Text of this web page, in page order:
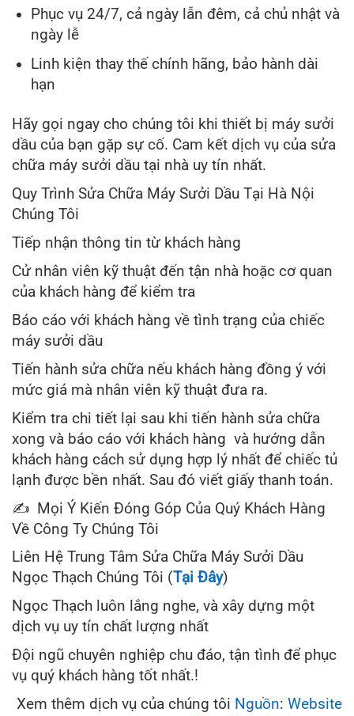
Phục vụ 24/7, cả ngày lẫn đêm, cả chủ nhật và
ngày lễ
Linh kiện thay thế chính hãng, bảo hành dài
hạn
Hãy gọi ngay cho chúng tôi khi thiết bị máy sưởi
dầu của bạn gặp sự cố. Cam kết dịch vụ của sửa
chữa máy sưởi dầu tại nhà uy tín nhất.
Quy Trình Sửa Chữa Máy Sưởi Dầu Tại Hà Nội
Chúng Tôi
Tiếp nhận thông tin từ khách hàng
Cử nhân viên kỹ thuật đến tận nhà hoặc cơ quan
của khách hàng để kiểm tra
Báo cáo với khách hàng về tình trạng của chiếc
máy sưởi dầu
Tiến hành sửa chữa nếu khách hàng đồng ý với
mức giá mà nhân viên kỹ thuật đưa ra.
Kiểm tra chi tiết lại sau khi tiến hành sửa chữa
xong và báo cáo với khách hàng và hướng dẫn
khách hàng cách sử dụng hợp lý nhất để chiếc tủ
lạnh được bền nhất. Sau đó viết giấy thanh toán.
✍ Mọi Ý Kiến Đóng Góp Của Quý Khách Hàng
Về Công Ty Chúng Tôi
Liên Hệ Trung Tâm Sửa Chữa Máy Sưởi Dầu
Ngọc Thạch Chúng Tôi (Tại Đây)
Ngọc Thạch luôn lắng nghe, và xây dựng một
dịch vụ uy tín chất lượng nhất
Đội ngũ chuyên nghiệp chu đáo, tận tình để phục
vụ quý khách hàng tốt nhất.!
Xem thêm dịch vụ của chúng tôi Nguồn: Website